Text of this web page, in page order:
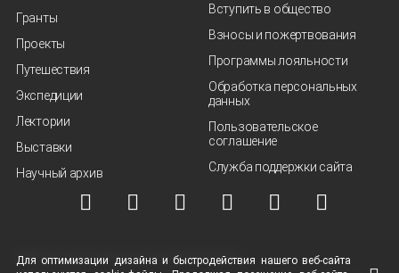
Гранты
Проекты
Путешествия
Экспедиции
Лектории
Выставки
Научный архив
Вступить в общество
Взносы и пожертвования
Программы лояльности
Обработка персональных
данных
Пользовательское
соглашение
Служба поддержки сайта
© ВОО "Русское географическое общество", 2013-2026 г.
Для оптимизации дизайна и быстродействия нашего веб-сайта